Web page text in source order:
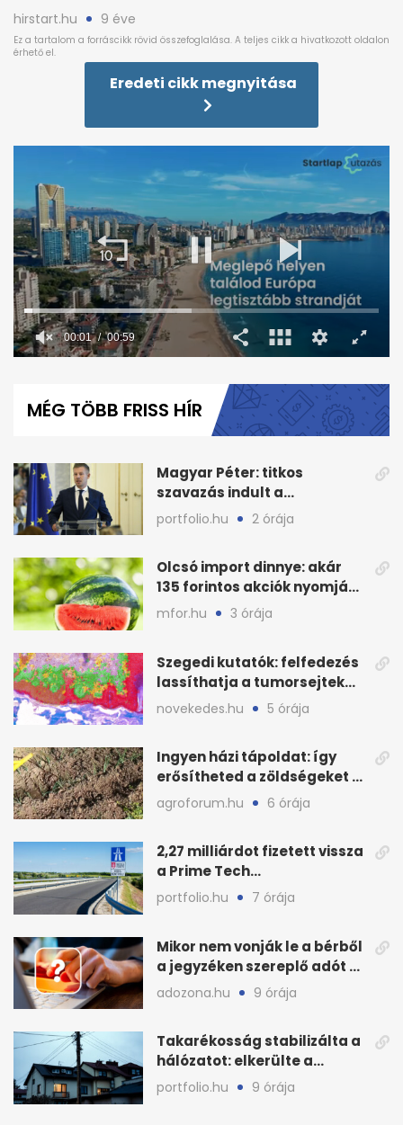
hirstart.hu 9 éve
Eredeti cikk megnyitása
59
seconds
00:02 00:59
MÉG TÖBB FRISS HÍR
Magyar Péter: titkos
szavazás indult a
köztársasági elnökjelöltről
portfolio.hu 2 órája
Olcsó import dinnye: akár
135 forintos akciók nyomják
le a piacot
mfor.hu 3 órája
Szegedi kutatók: felfedezés
lassíthatja a tumorsejtek
terjedését
novekedes.hu 5 órája
Ingyen házi tápoldat: így
erősítheted a zöldségeket a
hőhullám után
agroforum.hu 6 órája
2,27 milliárdot fizetett vissza
a Prime Tech
Magántőkealap az
államnak
portfolio.hu 7 órája
Mikor nem vonják le a bérből
a jegyzéken szereplő adót és
járulékot?
adozona.hu 9 órája
Takarékosság stabilizálta a
hálózatot: elkerülte a
sötétséget Magyarország
portfolio.hu 9 órája